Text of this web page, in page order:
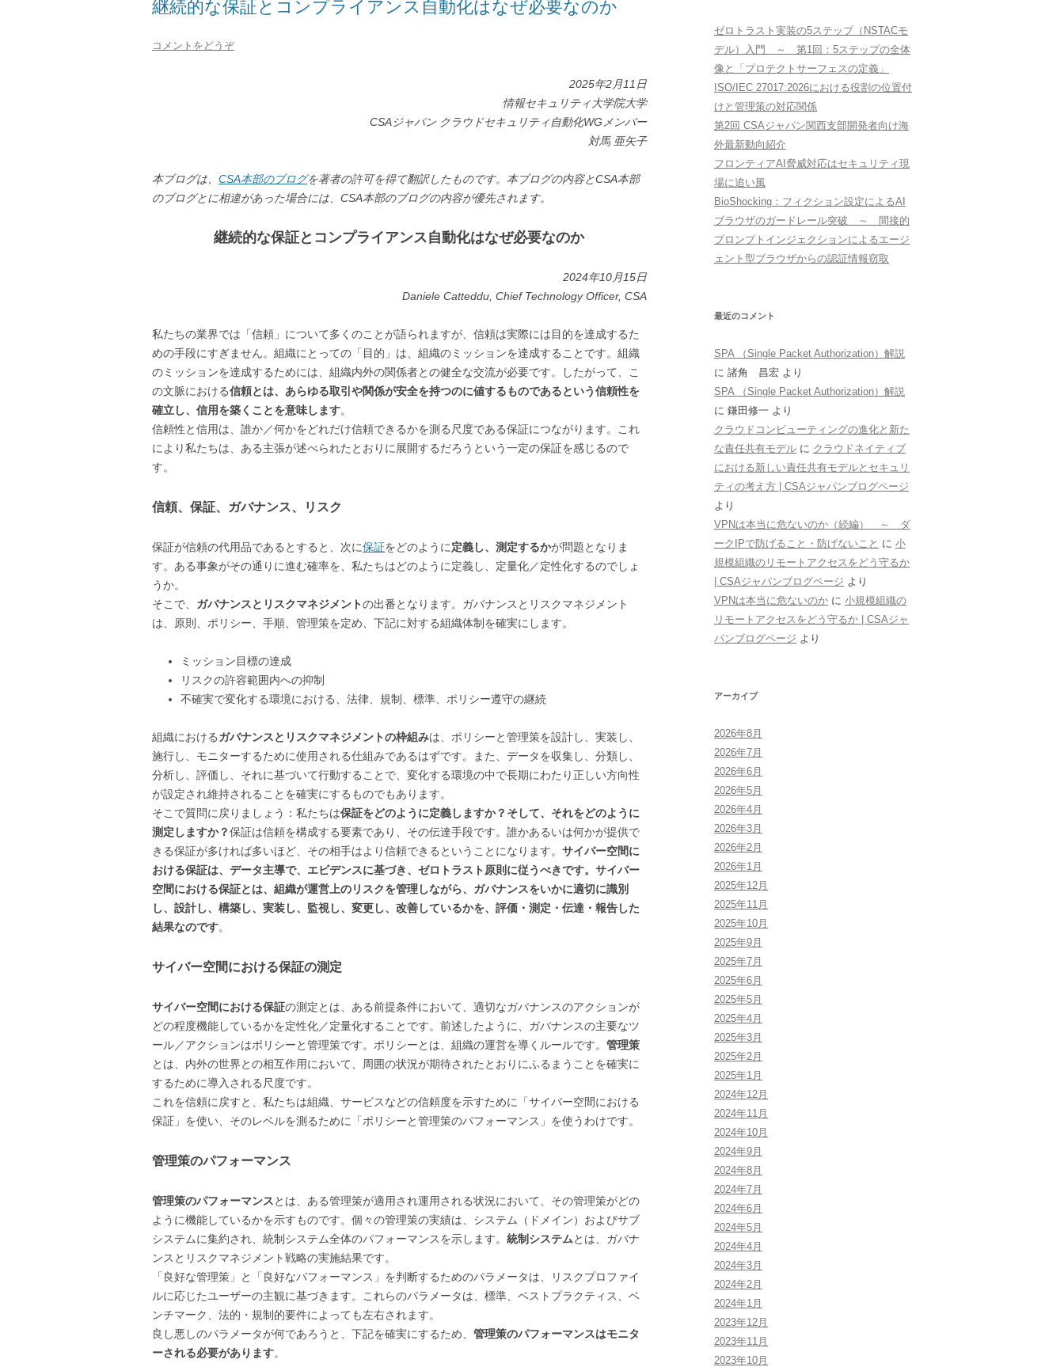
継続的な保証とコンプライアンス自動化はなぜ必要なのか
コメントをどうぞ
2025年2月11日
情報セキュリティ大学院大学
CSAジャパン クラウドセキュリティ自動化WGメンバー
対馬 亜矢子
本ブログは、 CSA本部のブログを著者の許可を得て翻訳したものです。本ブログの内容とCSA本部
のブログとに相違があった場合には、CSA本部のブログの内容が優先されます。
継続的な保証とコンプライアンス自動化はなぜ必要なのか
2024年10月15日
Daniele Catteddu, Chief Technology Officer, CSA
私たちの業界では「信頼」について多くのことが語られますが、信頼は実際には目的を達成するた
めの手段にすぎません。組織にとっての「目的」は、組織のミッションを達成することです。組織
のミッションを達成するためには、組織内外の関係者との健全な交流が必要です。したがって、こ
の文脈における信頼とは、あらゆる取引や関係が安全を持つのに値するものであるという信頼性を
確立し、信用を築くことを意味します。
信頼性と信用は、誰か／何かをどれだけ信頼できるかを測る尺度である保証につながります。これ
により私たちは、ある主張が述べられたとおりに展開するだろうという一定の保証を感じるので
す。
信頼、保証、ガバナンス、リスク
保証が信頼の代用品であるとすると、次に保証をどのように定義し、測定するかが問題となりま
す。ある事象がその通りに進む確率を、私たちはどのように定義し、定量化／定性化するのでしょ
うか。
そこで、 ガバナンスとリスクマネジメントの出番となります。ガバナンスとリスクマネジメント
は、原則、ポリシー、手順、管理策を定め、下記に対する組織体制を確実にします。
ミッション目標の達成
リスクの許容範囲内への抑制
不確実で変化する環境における、法律、規制、標準、ポリシー遵守の継続
組織におけるガバナンスとリスクマネジメントの枠組みは、ポリシーと管理策を設計し、実装し、
施行し、モニターするために使用される仕組みであるはずです。また、データを収集し、分類し、
分析し、評価し、それに基づいて行動することで、変化する環境の中で長期にわたり正しい方向性
が設定され維持されることを確実にするものでもあります。
そこで質問に戻りましょう：私たちは保証をどのように定義しますか？そして、それをどのように
測定しますか？保証は信頼を構成する要素であり、その伝達手段です。誰かあるいは何かが提供で
きる保証が多ければ多いほど、その相手はより信頼できるということになります。 サイバー空間に
おける保証は、データ主導で、エビデンスに基づき、ゼロトラスト原則に従うべきです。サイバー
空間における保証とは、組織が運営上のリスクを管理しながら、ガバナンスをいかに適切に識別
し、設計し、構築し、実装し、監視し、変更し、改善しているかを、評価・測定・伝達・報告した
結果なのです。
サイバー空間における保証の測定
サイバー空間における保証の測定とは、ある前提条件において、適切なガバナンスのアクションが
どの程度機能しているかを定性化／定量化することです。前述したように、ガバナンスの主要なツ
ール／アクションはポリシーと管理策です。ポリシーとは、組織の運営を導くルールです。 管理策
とは、内外の世界との相互作用において、周囲の状況が期待されたとおりにふるまうことを確実に
するために導入される尺度です。
これを信頼に戻すと、私たちは組織、サービスなどの信頼度を示すために「サイバー空間における
保証」を使い、そのレベルを測るために「ポリシーと管理策のパフォーマンス」を使うわけです。
管理策のパフォーマンス
管理策のパフォーマンスとは、ある管理策が適用され運用される状況において、その管理策がどの
ように機能しているかを示すものです。個々の管理策の実績は、システム（ドメイン）およびサブ
システムに集約され、統制システム全体のパフォーマンスを示します。 統制システムとは、ガバナ
ンスとリスクマネジメント戦略の実施結果です。
「良好な管理策」と「良好なパフォーマンス」を判断するためのパラメータは、リスクプロファイ
ルに応じたユーザーの主観に基づきます。これらのパラメータは、標準、ベストプラクティス、ベ
ンチマーク、法的・規制的要件によっても左右されます。
良し悪しのパラメータが何であろうと、下記を確実にするため、 管理策のパフォーマンスはモニタ
ーされる必要があります。
ゼロトラスト実装の5ステップ（NSTACモ
デル）入門 ～ 第1回：5ステップの全体
像と「プロテクトサーフェスの定義」
ISO/IEC 27017:2026における役割の位置付
けと管理策の対応関係
第2回 CSAジャパン関西支部開発者向け海
外最新動向紹介
フロンティアAI脅威対応はセキュリティ現
場に追い風
BioShocking：フィクション設定によるAI
ブラウザのガードレール突破 ～ 間接的
プロンプトインジェクションによるエージ
ェント型ブラウザからの認証情報窃取
最近のコメント
SPA （Single Packet Authorization）解説
に 諸角 昌宏 より
SPA （Single Packet Authorization）解説
に 鎌田修一 より
クラウドコンピューティングの進化と新た
な責任共有モデル に クラウドネイティブ
における新しい責任共有モデルとセキュリ
ティの考え方 | CSAジャパンブログページ
より
VPNは本当に危ないのか（続編） ～ ダ
ークIPで防げること・防げないこと に 小
規模組織のリモートアクセスをどう守るか
| CSAジャパンブログページ より
VPNは本当に危ないのか に 小規模組織の
リモートアクセスをどう守るか | CSAジャ
パンブログページ より
アーカイブ
2026年8月
2026年7月
2026年6月
2026年5月
2026年4月
2026年3月
2026年2月
2026年1月
2025年12月
2025年11月
2025年10月
2025年9月
2025年7月
2025年6月
2025年5月
2025年4月
2025年3月
2025年2月
2025年1月
2024年12月
2024年11月
2024年10月
2024年9月
2024年8月
2024年7月
2024年6月
2024年5月
2024年4月
2024年3月
2024年2月
2024年1月
2023年12月
2023年11月
2023年10月